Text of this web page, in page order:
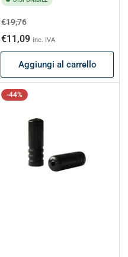
Prezzo
di
listino
€19,76Prezzo
scontato
€11,09 inc. IVA
Aggiungi al carrello
-44%